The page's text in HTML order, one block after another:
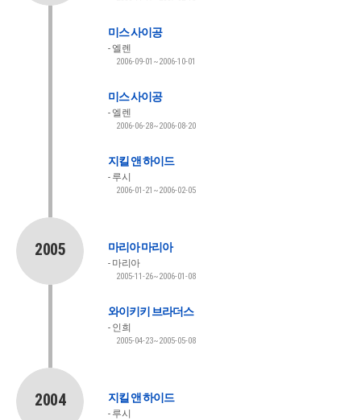
미스 사이공
엘렌
2006-09-01~2006-10-01
미스 사이공
엘렌
2006-06-28~2006-08-20
지킬 앤 하이드
루시
2006-01-21~2006-02-05
2005 마리아 마리아
마리아
2005-11-26~2006-01-08
와이키키 브라더스
인희
2005-04-23~2005-05-08
2004 지킬 앤 하이드
루시